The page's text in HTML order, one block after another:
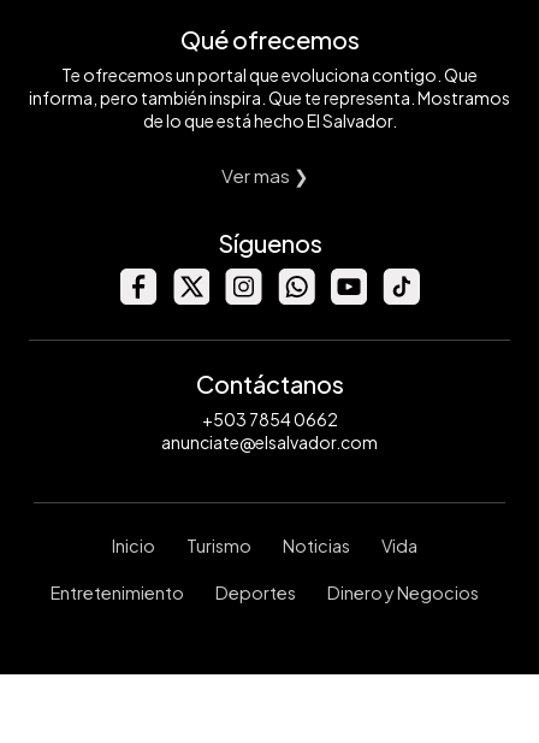
Qué ofrecemos
Te ofrecemos un portal que evoluciona contigo. Que
informa, pero también inspira. Que te representa. Mostramos
de lo que está hecho El Salvador.
Ver mas ❯
Síguenos
Contáctanos
+503 7854 0662
anunciate@elsalvador.com
Inicio Turismo Noticias Vida
Entretenimiento Deportes Dinero y Negocios